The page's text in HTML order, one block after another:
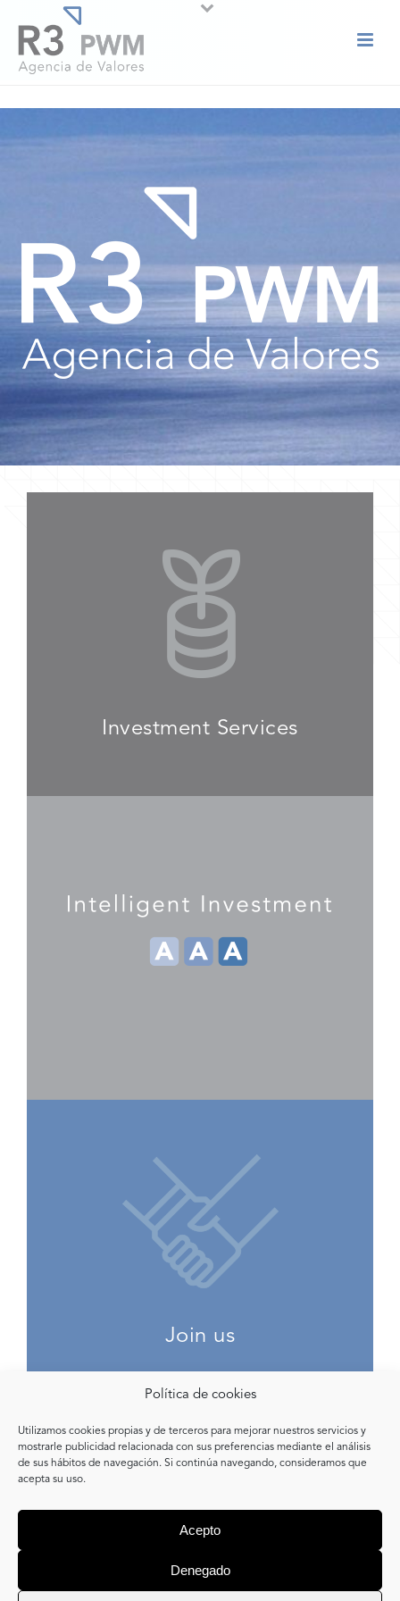
Política de cookies
Utilizamos cookies propias y de terceros para mejorar nuestros servicios y
mostrarle publicidad relacionada con sus preferencias mediante el análisis
de sus hábitos de navegación. Si continúa navegando, consideramos que
acepta su uso.
Acepto
Denegado
Investment Services
“the value of independence”
More information
“we align talent for you”
Join us
“open project for professionals
who share our mission”
R3 PWM ® 2017
Legal Information